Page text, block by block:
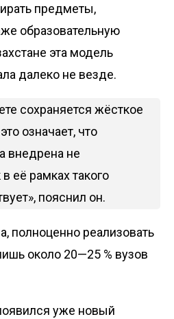
предметы,
образовательную
эта модель
далеко не везде.
сохраняется жёсткое
означает, что
внедрена не
её рамках такого
пояснил он.
полноценно реализовать
около 20—25 % вузов
уже новый